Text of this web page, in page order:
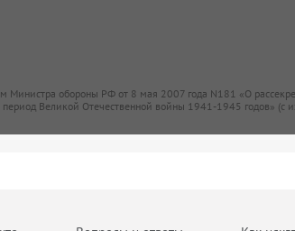
Министра обороны РФ от 8 мая 2007 года N181 «О
Великой Отечественной войны 1941-1945 годов» (с